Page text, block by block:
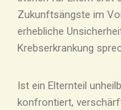
Zukunftsängste im
erhebliche
Krebserkrankung
Ist ein Elternteil
konfrontiert,